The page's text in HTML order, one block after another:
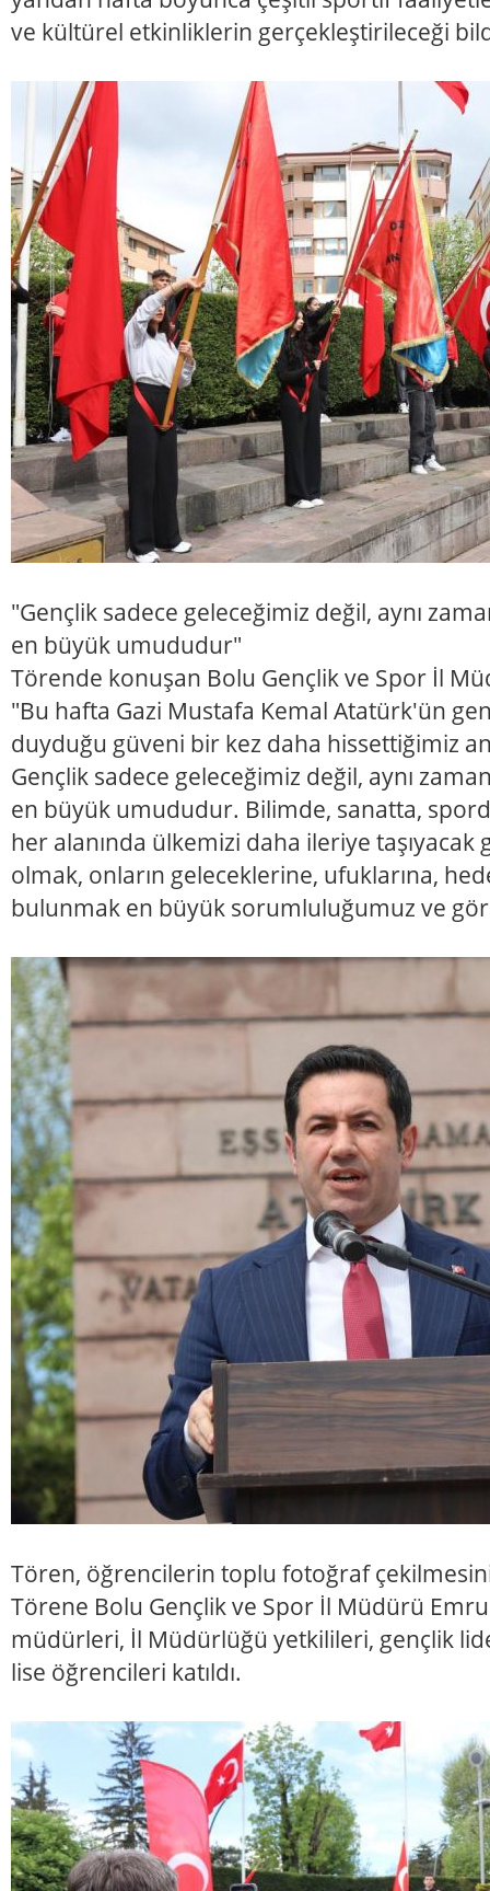
ve kültürel etkinliklerin gerçekleştirileceği
"Gençlik sadece geleceğimiz değil, aynı
en büyük umududur"
Törende konuşan Bolu Gençlik ve Spor İl
"Bu hafta Gazi Mustafa Kemal Atatürk'ün
duyduğu güveni bir kez daha hissettiğimiz
Gençlik sadece geleceğimiz değil, aynı
en büyük umududur. Bilimde, sanatta,
her alanında ülkemizi daha ileriye taşıyacak
olmak, onların geleceklerine, ufuklarına,
bulunmak en büyük sorumluluğumuz ve
Tören, öğrencilerin toplu fotoğraf
Törene Bolu Gençlik ve Spor İl Müdürü
müdürleri, İl Müdürlüğü yetkilileri, gençlik
lise öğrencileri katıldı.